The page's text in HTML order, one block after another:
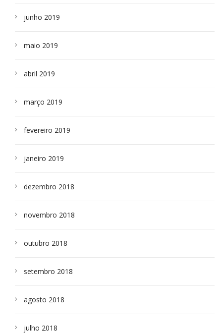
junho 2019
maio 2019
abril 2019
março 2019
fevereiro 2019
janeiro 2019
dezembro 2018
novembro 2018
outubro 2018
setembro 2018
agosto 2018
julho 2018